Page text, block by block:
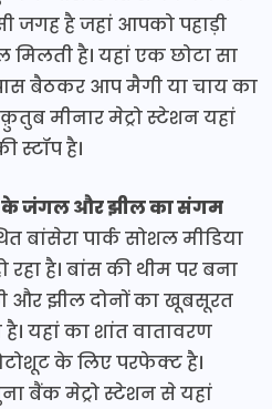
जगह है जहां आपको पहाड़ी
है। यहां एक छोटा सा
बैठकर आप मैगी या चाय का
मीनार मेट्रो स्टेशन यहां
स्टॉप है।
के जंगल और झील का संगम
बांसेरा पार्क सोशल मीडिया
है। बांस की थीम पर बना
और झील दोनों का खूबसूरत
यहां का शांत वातावरण
के लिए परफेक्ट है।
बैंक मेट्रो स्टेशन से यहां